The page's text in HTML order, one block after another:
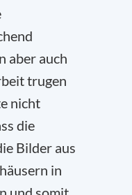
aber auch
trugen
nicht
die
Bilder aus
in